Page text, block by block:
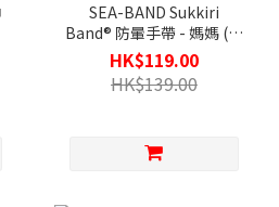
SEA-BAND Sukkiri
Band® 防暈手帶 - 媽媽 (淺
粉紅色)
HK$119.00
HK$139.00